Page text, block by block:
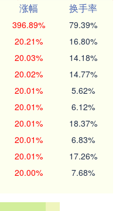
涨幅
换手率
396.89% 79.39%
20.21% 16.80%
20.03% 14.18%
20.02% 14.77%
20.01% 5.62%
20.01% 6.12%
20.01% 18.37%
20.01% 6.83%
20.01% 17.26%
20.00% 7.68%